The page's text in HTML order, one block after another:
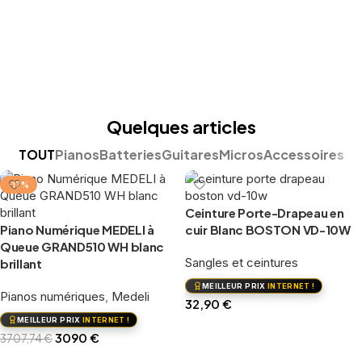
Quelques articles
TOUTPianosBatteriesGuitaresMicrosAccessoires
-17%
Piano Numérique MEDELI à
Queue GRAND510 WH blanc
brillant
Pianos numériques, Medeli
MEILLEUR PRIX INTERNET !
3707,74€3090 €
Ceinture Porte-Drapeau en
cuir Blanc BOSTON VD-10W
Sangles et ceintures
MEILLEUR PRIX INTERNET !
32,90 €